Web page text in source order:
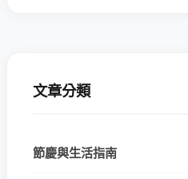
文章分類
節慶與生活指南